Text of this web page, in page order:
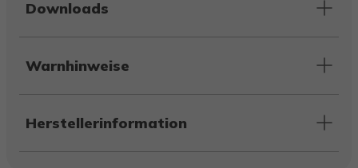
Downloads
Warnhinweise
Herstellerinformation